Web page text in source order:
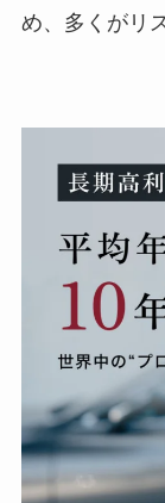
め、多くがリ